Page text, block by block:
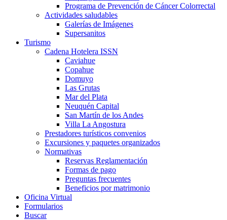
Programa de Prevención de Cáncer Colorrectal
Actividades saludables
Galerías de Imágenes
Supersanitos
Turismo
Cadena Hotelera ISSN
Caviahue
Copahue
Domuyo
Las Grutas
Mar del Plata
Neuquén Capital
San Martín de los Andes
Villa La Angostura
Prestadores turísticos convenios
Excursiones y paquetes organizados
Normativas
Reservas Reglamentación
Formas de pago
Preguntas frecuentes
Beneficios por matrimonio
Oficina Virtual
Formularios
Buscar